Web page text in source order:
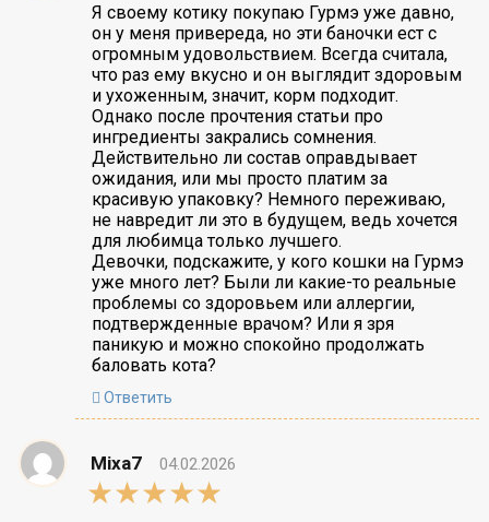
Я своему котику покупаю Гурмэ уже давно,
он у меня привереда, но эти баночки ест с
огромным удовольствием. Всегда считала,
что раз ему вкусно и он выглядит здоровым
и ухоженным, значит, корм подходит.
Однако после прочтения статьи про
ингредиенты закрались сомнения.
Действительно ли состав оправдывает
ожидания, или мы просто платим за
красивую упаковку? Немного переживаю,
не навредит ли это в будущем, ведь хочется
для любимца только лучшего.
Девочки, подскажите, у кого кошки на Гурмэ
уже много лет? Были ли какие-то реальные
проблемы со здоровьем или аллергии,
подтвержденные врачом? Или я зря
паникую и можно спокойно продолжать
баловать кота?
Ответить
Mixa7
04.02.2026
5,0
rating